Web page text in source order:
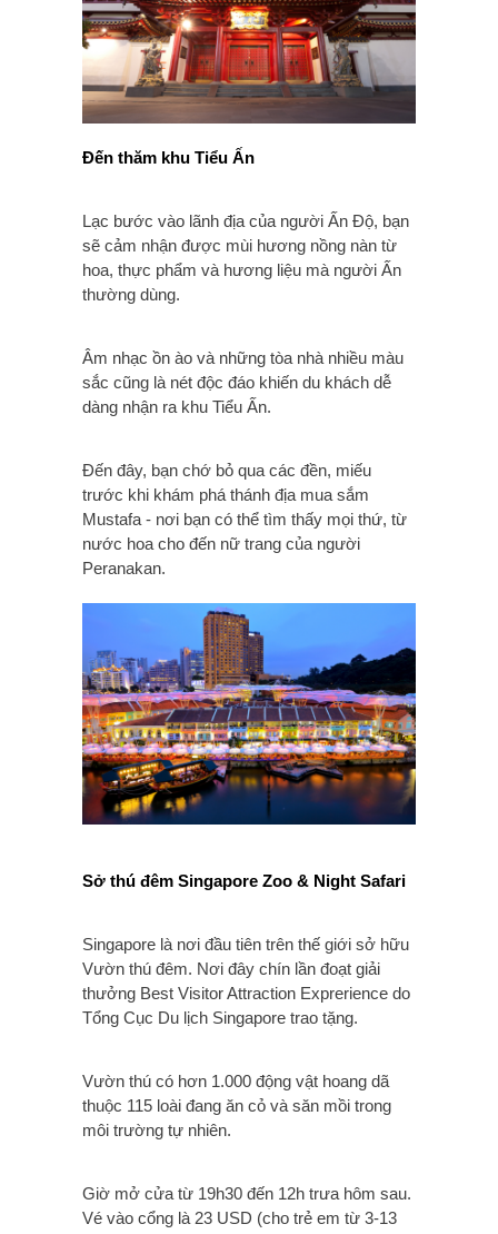
Đến thăm khu Tiểu Ấn
Lạc bước vào lãnh địa của người Ấn Độ, bạn
sẽ cảm nhận được mùi hương nồng nàn từ
hoa, thực phẩm và hương liệu mà người Ấn
thường dùng.
Âm nhạc ồn ào và những tòa nhà nhiều màu
sắc cũng là nét độc đáo khiến du khách dễ
dàng nhận ra khu Tiểu Ấn.
Đến đây, bạn chớ bỏ qua các đền, miếu
trước khi khám phá thánh địa mua sắm
Mustafa - nơi bạn có thể tìm thấy mọi thứ, từ
nước hoa cho đến nữ trang của người
Peranakan.
Sở thú đêm Singapore Zoo & Night Safari
Singapore là nơi đầu tiên trên thế giới sở hữu
Vườn thú đêm. Nơi đây chín lần đoạt giải
thưởng Best Visitor Attraction Exprerience do
Tổng Cục Du lịch Singapore trao tặng.
Vườn thú có hơn 1.000 động vật hoang dã
thuộc 115 loài đang ăn cỏ và săn mồi trong
môi trường tự nhiên.
Giờ mở cửa từ 19h30 đến 12h trưa hôm sau.
Vé vào cổng là 23 USD (cho trẻ em từ 3-13